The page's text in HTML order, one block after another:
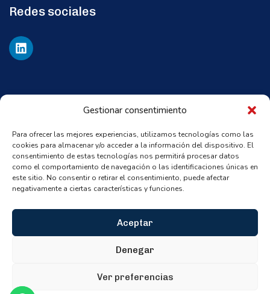
Gestionar consentimiento
Para ofrecer las mejores experiencias, utilizamos tecnologías como las
cookies para almacenar y/o acceder a la información del dispositivo. El
consentimiento de estas tecnologías nos permitirá procesar datos
como el comportamiento de navegación o las identificaciones únicas en
este sitio. No consentir o retirar el consentimiento, puede afectar
negativamente a ciertas características y funciones.
Aceptar
Denegar
Ver preferencias
Redes sociales
© Todos los derechos reservados. Aviso legal
privacidad